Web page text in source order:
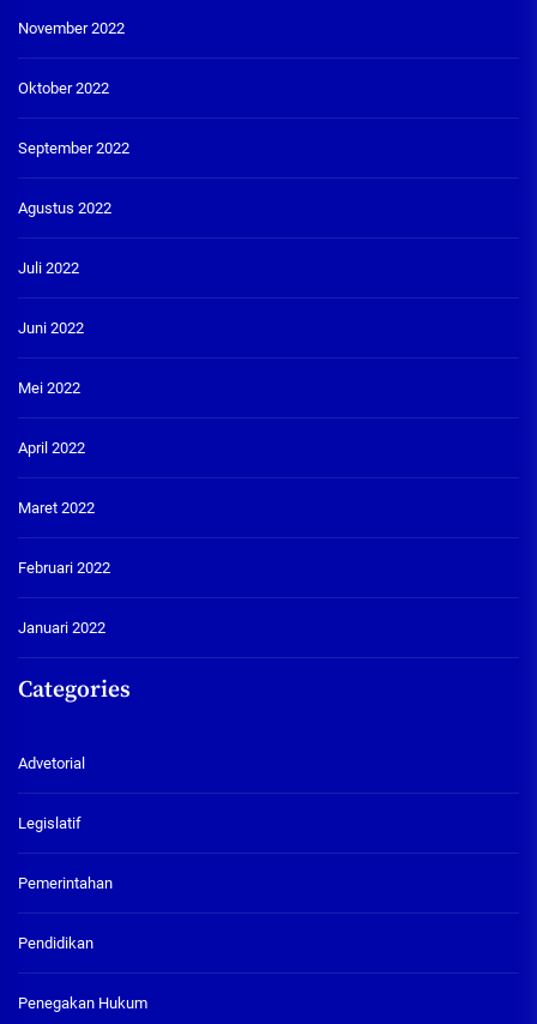
November 2022
Oktober 2022
September 2022
Agustus 2022
Juli 2022
Juni 2022
Mei 2022
April 2022
Maret 2022
Februari 2022
Januari 2022
Categories
Advetorial
Legislatif
Pemerintahan
Pendidikan
Penegakan Hukum